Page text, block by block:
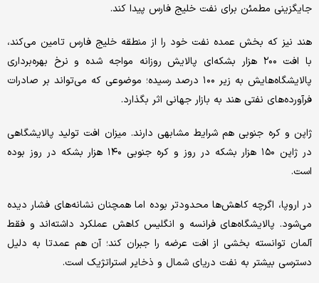
جایگزینی مطمئن برای نفت خلیج فارس پیدا کند.
هند نیز که بخش عمده نفت خود را از منطقه خلیج فارس تامین می‌کند،
با افت ۲۰۰ هزار بشکه‌ای پالایش روزانه مواجه شده و نرخ بهره‌برداری
پالایشگاه‌هایش به زیر ۱۰۰ درصد رسیده؛ موضوعی که می‌تواند بر صادرات
فرآورده‌های نفتی هند به بازار جهانی اثر بگذارد.
ژاپن و کره جنوبی هم شرایط مشابهی دارند. میزان افت تولید پالایشگاهی
در ژاپن ۱۵۰ هزار بشکه در روز و کره جنوبی ۱۴۰ هزار بشکه در روز بوده
است.
در اروپا، اگرچه کاهش‌ها محدودتر بوده اما همچنان نشانه‌های فشار دیده
می‌شود. پالایشگاه‌های فرانسه و انگلیس کاهش عملکرد داشته‌اند و فقط
آلمان توانسته بخشی از افت عرضه را جبران کند؛ آن هم عمدتا به دلیل
دسترسی بیشتر به نفت دریای شمال و ذخایر استراتژیک است.